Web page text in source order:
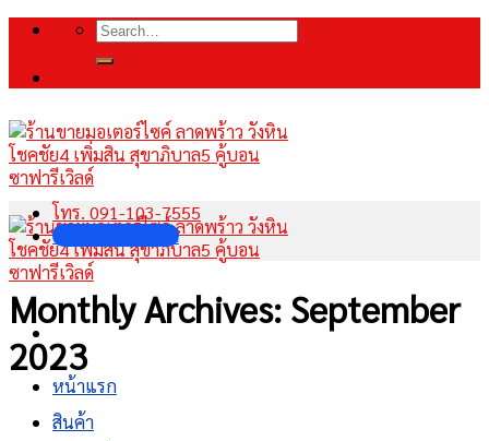
Skip
content
Search
หน้าแรก
สินค้า
โทร. 091-103-7555
INBOX FANPAGE
Monthly Archives: September
2023